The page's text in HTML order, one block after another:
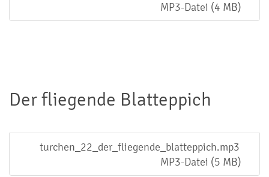
MP3-Datei (4 MB)
Der fliegende Blatteppich
turchen_22_der_fliegende_blatteppich.mp3
MP3-Datei (5 MB)